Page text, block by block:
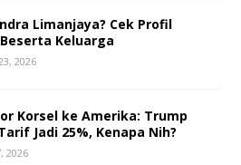
Limanjaya? Cek Profil
Keluarga
2026
Korsel ke Amerika: Trump
Jadi 25%, Kenapa Nih?
2026